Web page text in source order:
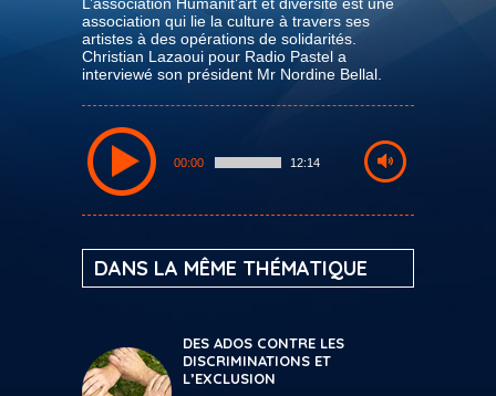
association qui lie la culture à travers ses
artistes à des opérations de solidarités.
Christian Lazaoui pour Radio Pastel a
interviewé son président Mr Nordine Bellal.
00:00 12:14
DANS LA MÊME THÉMATIQUE
DES ADOS CONTRE LES
DISCRIMINATIONS ET
L’EXCLUSION